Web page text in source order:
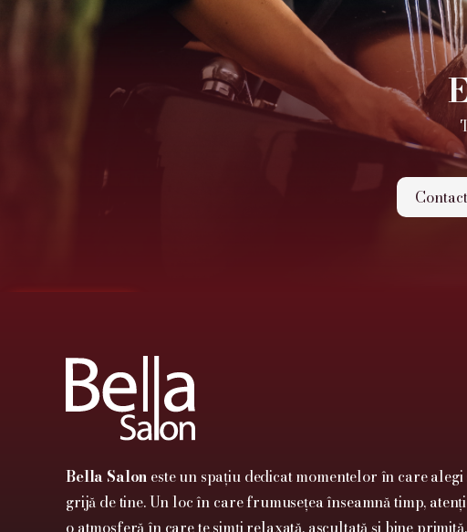
Bella Salon este un spațiu dedicat momentelor în care alegi
grijă de tine. Un loc în care frumusețea înseamnă timp,
o atmosferă în care te simți relaxată, ascultată și bine primită.